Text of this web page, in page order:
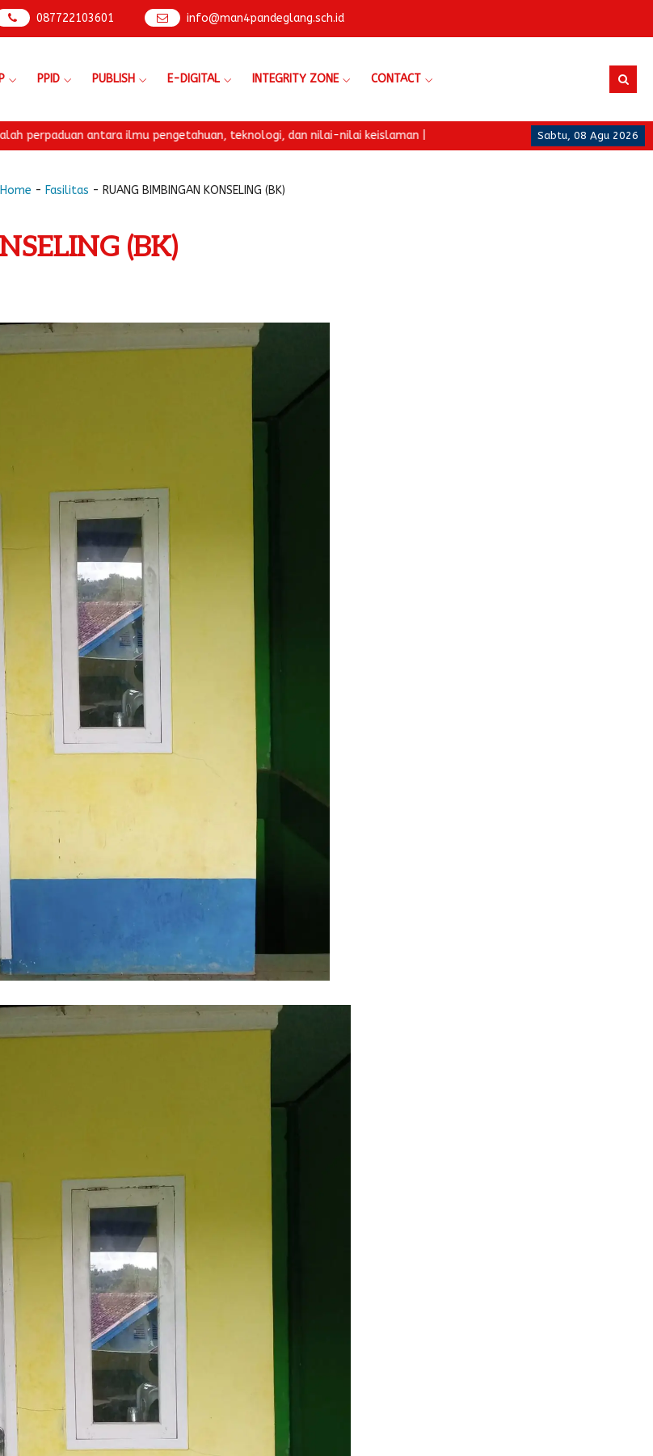
087722103601 info@man4pandeglang.sch.id
PPID PUBLISH E-DIGITAL INTEGRITY ZONE CONTACT
Sabtu, 08 Agu 2026
antara ilmu pengetahuan, teknologi, dan nilai-nilai keislaman |
Home - Fasilitas - RUANG BIMBINGAN KONSELING (BK)
(BK)